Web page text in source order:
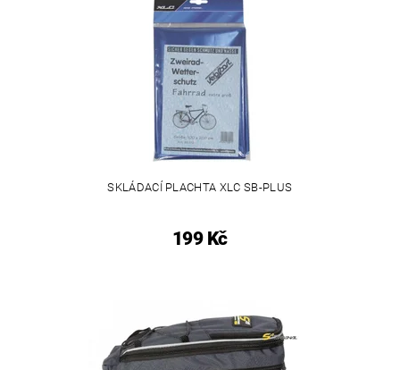
SKLÁDACÍ PLACHTA XLC SB-PLUS
199 Kč